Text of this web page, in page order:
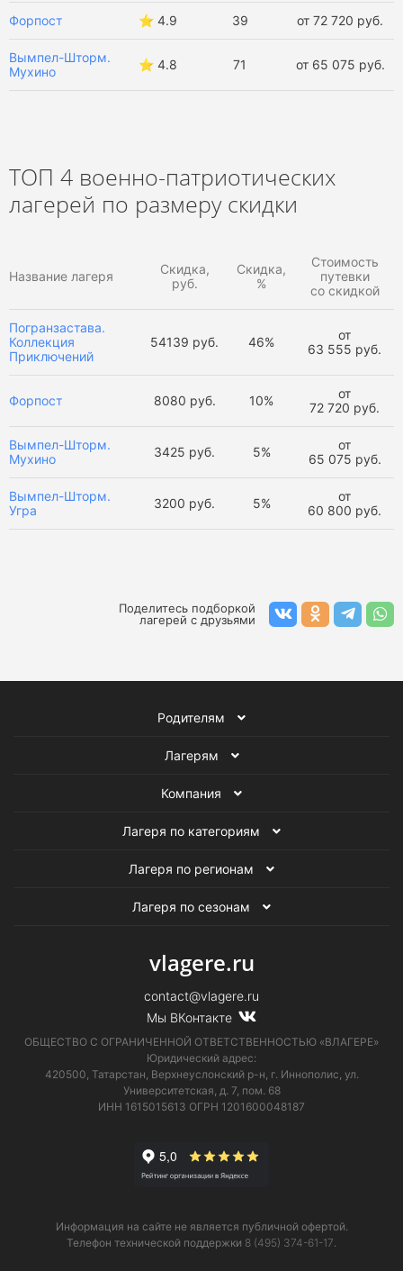
Форпост ⭐️ 4.9 39 от 72 720 руб.
Вымпел-Шторм.
Мухино
⭐️ 4.8 71 от 65 075 руб.
ТОП 4 военно-патриотических
лагерей по размеру скидки
Название лагеря
Скидка,
руб.
Скидка,
%
Стоимость
путевки
со скидкой
Погранзастава.
Коллекция
Приключений
54139 руб. 46%
от
63 555 руб.
Форпост 8080 руб. 10%
от
72 720 руб.
Вымпел-Шторм.
Мухино
3425 руб. 5%
от
65 075 руб.
Вымпел-Шторм.
Угра
3200 руб. 5%
от
60 800 руб.
Поделитесь подборкой
лагерей с друзьями
Родителям
Лагерям
Компания
Лагеря по категориям
Лагеря по регионам
Лагеря по сезонам
vlagere.ru
contact@vlagere.ru
Мы ВКонтакте
ОБЩЕСТВО С ОГРАНИЧЕННОЙ ОТВЕТСТВЕННОСТЬЮ «ВЛАГЕРЕ»
Юридический адрес:
420500, Татарстан, Верхнеуслонский р-н, г. Иннополис, ул.
Университетская, д. 7, пом. 68
ИНН 1615015613 ОГРН 1201600048187
Информация на сайте не является публичной офертой.
Телефон технической поддержки 8 (495) 374-61-17.